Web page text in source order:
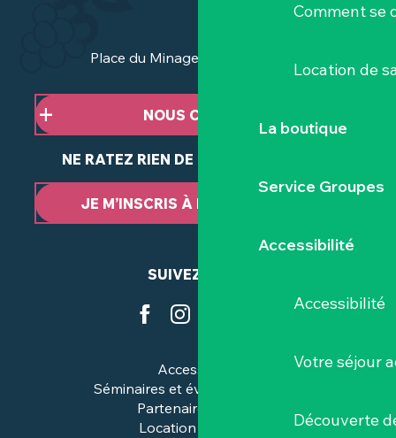
Comment se
Location de
La boutique
Service Groupes
Accessibilité
Accessibilité
Votre séjour
Découverte
Place du Minage - 44190 Clisson
NOUS CONTACTER
NE RATEZ RIEN DE NOTRE ACTUALITÉ
JE M’INSCRIS À LA NEWSLETTER
SUIVEZ-NOUS
Accessibilité
Séminaires et événements pros
Partenaires & pros
Location de salles